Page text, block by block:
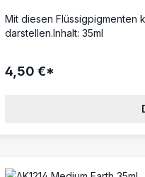
Mit diesen Flüssigpigmenten
darstellen.Inhalt: 35ml
4,50 €*